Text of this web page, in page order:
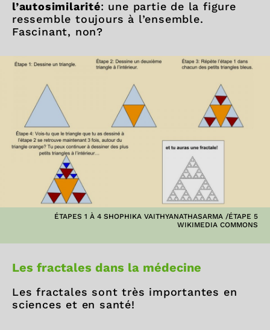
l’autosimilarité: une partie de la figure
ressemble toujours à l’ensemble.
Fascinant, non?
ÉTAPES 1 À 4 SHOPHIKA VAITHYANATHASARMA /ÉTAPE 5
WIKIMEDIA COMMONS
Les fractales dans la médecine
Les fractales sont très importantes en
sciences et en santé!